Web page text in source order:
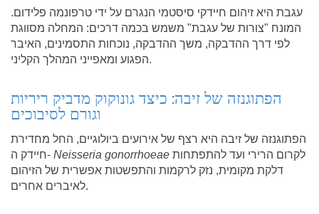
עגבת היא זיהום חיידקי סיסטמי הנגרם על ידי טרפונמה פלידום.
המונח "צורות של עגבת" משמש בכמה דרכים: המחלה מסווגת
לפי דרך ההדבקה, משך ההדבקה, נוכחות התסמינים, האיבר
הפגוע ומאפייני המהלך הקליני.
הפתוגנזה של זיבה: כיצד גונוקוק מדביק ריריות
וגורם לסיבוכים
הפתוגנזה של זיבה היא רצף של אירועים ביולוגיים, החל מחדירת
חיידק ה- Neisseria gonorrhoeae
דלקת מקומית, נזק לרקמות והתפשטות אפשרית של הזיהום
לאיברים אחרים.